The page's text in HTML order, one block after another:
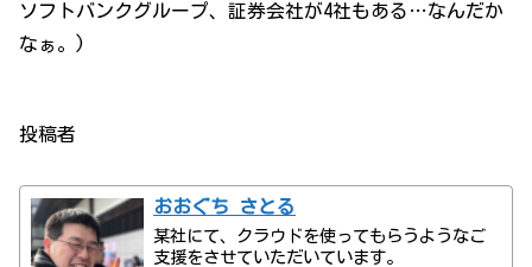
ソフトバンクグループ、証券会社が4社もある…なんだか
なぁ。)
投稿者
おおぐち さとる
某社にて、クラウドを使ってもらうようなご
支援をさせていただいています。